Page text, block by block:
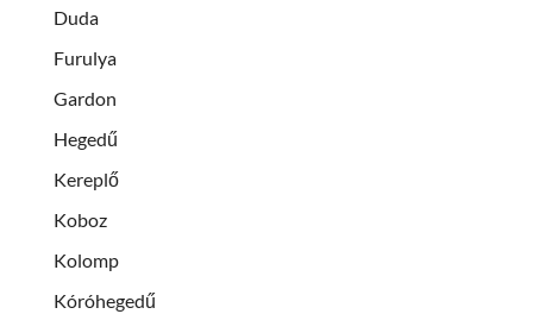
Duda
Furulya
Gardon
Hegedű
Kereplő
Koboz
Kolomp
Kóróhegedű